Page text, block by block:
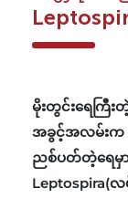
မိုးတွင်းရေကြီ
အခွင့်အလမ်းက သိ
ညစ်ပတ်တဲ့ရေမှ
Leptospira(လ